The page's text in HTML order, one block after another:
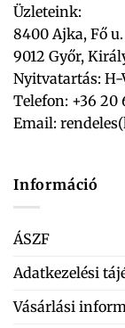
Üzleteink:
8400 Ajka, Fő u.
9012 Győr,
Nyitvatartás: H-
Telefon: +36 20
Email:
Információ
ÁSZF
Adatkezelési
Vásárlási